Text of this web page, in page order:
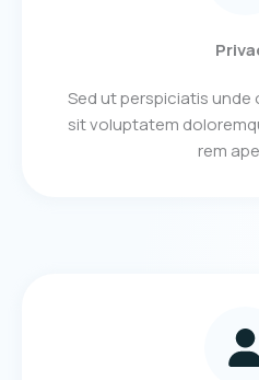
Sed ut perspiciatis
sit voluptatem
rem